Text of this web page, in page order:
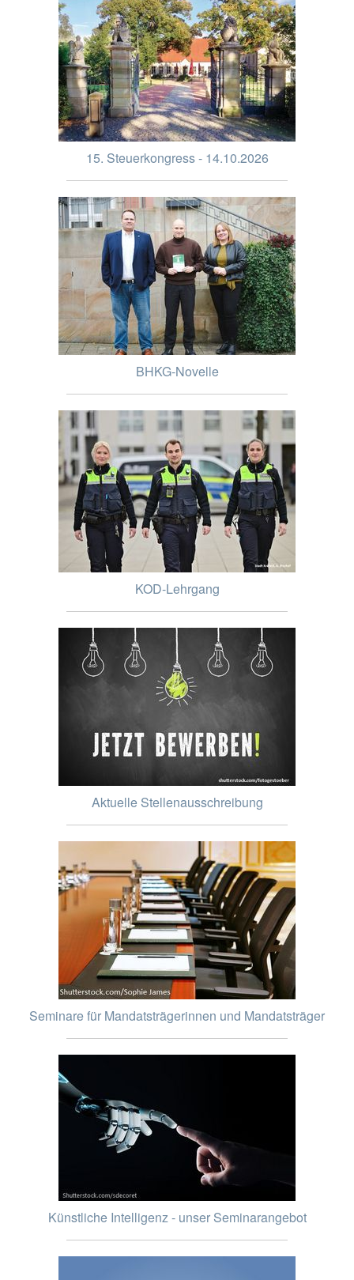
15. Steuerkongress - 14.10.2026
BHKG-Novelle
KOD-Lehrgang
Aktuelle Stellenausschreibung
Seminare für Mandatsträgerinnen und Mandatsträger
Künstliche Intelligenz - unser Seminarangebot